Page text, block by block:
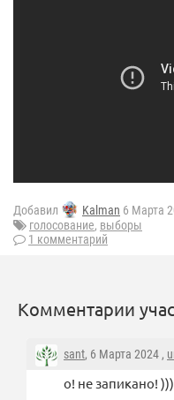
Добавил Kalman 6 Марта
голосование, выборы
1 комментарий
Комментарии
sant, 6 Марта 2024 ,
о! не запикано! )))